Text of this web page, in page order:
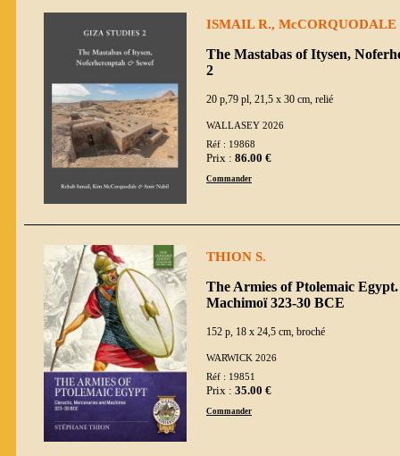
ISMAIL R.,
The Mastabas of Itysen,
2
20 p,79 pl, 21,5 x 30 cm, relié
WALLASEY 2026
Réf : 19868
Prix : 86.00 €
Commander
THION S.
The Armies of Ptolemaic
Machimoï 323-30 BCE
152 p, 18 x 24,5 cm, broché
WARWICK 2026
Réf : 19851
Prix : 35.00 €
Commander